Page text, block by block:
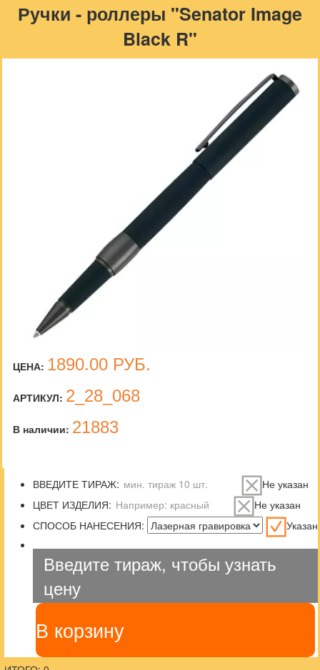
Ручки - роллеры "Senator Image
Black R"
ЦЕНА: 1890.00 РУБ.
АРТИКУЛ: 2_28_068
В наличии: 21883
ВВЕДИТЕ ТИРАЖ:
Не указан
ЦВЕТ ИЗДЕЛИЯ:
Не указан
СПОСОБ НАНЕСЕНИЯ:
Указан
Введите тираж, чтобы узнать
цену
В корзину